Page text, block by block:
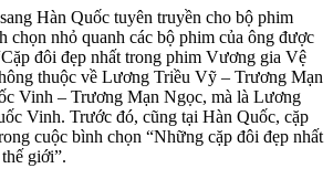
Hàn Quốc tuyên truyền cho bộ phim
chọn nhỏ quanh các bộ phim của ông được
đôi đẹp nhất trong phim Vương gia Vệ
thuộc về Lương Triều Vỹ – Trương Mạn
Vinh – Trương Mạn Ngọc, mà là Lương
Vinh. Trước đó, cũng tại Hàn Quốc, cặp
cuộc bình chọn “Những cặp đôi đẹp nhất
giới”.